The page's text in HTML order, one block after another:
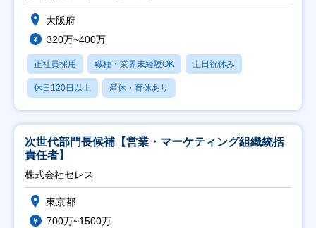
大阪府
320万~400万
正社員採用 職種・業界未経験OK 土日祝休み
休日120日以上 産休・育休あり
次世代部門長候補【営業・マーケティング組織統括
責任者】
株式会社セレス
東京都
700万~1500万